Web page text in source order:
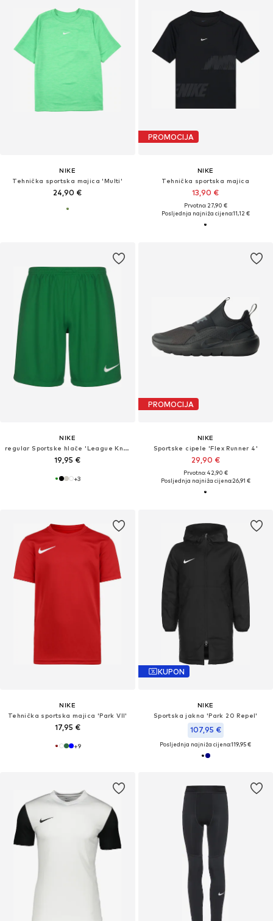
NIKE
Tehnička sportska majica 'Multi'
24,90 €
PROMOCIJA
NIKE
Tehnička sportska majica
13,90 €
Prvotno: 27,90 €
Posljednja najniža cijena:11,12 €
NIKE
regular Sportske hlače 'League Knit III'
19,95 €
+3
PROMOCIJA
NIKE
Sportske cipele 'Flex Runner 4'
29,90 €
Prvotno: 42,90 €
Posljednja najniža cijena:26,91 €
NIKE
Tehnička sportska majica 'Park VII'
17,95 €
+9
KUPON
NIKE
Sportska jakna 'Park 20 Repel'
107,95 €
Posljednja najniža cijena:119,95 €